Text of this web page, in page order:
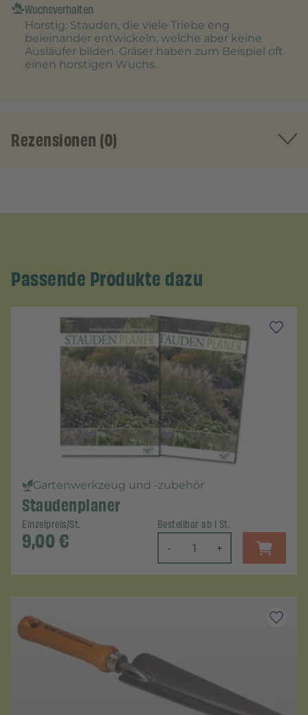
Wuchsverhalten
Horstig: Stauden, die viele Triebe eng
beieinander entwickeln, welche aber keine
Ausläufer bilden. Gräser haben zum Beispiel oft
einen horstigen Wuchs.
Rezensionen (0)
Passende Produkte dazu
Gartenwerkzeug und -zubehör
Staudenplaner
Einzelpreis/St.
9,00€
Bestellbar ab 1 St.
- +